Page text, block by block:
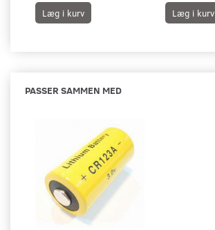
Læg i kurv Læg i kurv
PASSER SAMMEN MED